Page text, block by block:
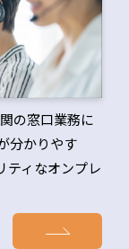
の窓口業務に
分かりやす
ティなオンプレ